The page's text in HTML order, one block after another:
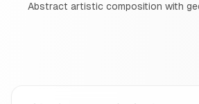
Abstract artistic composition with